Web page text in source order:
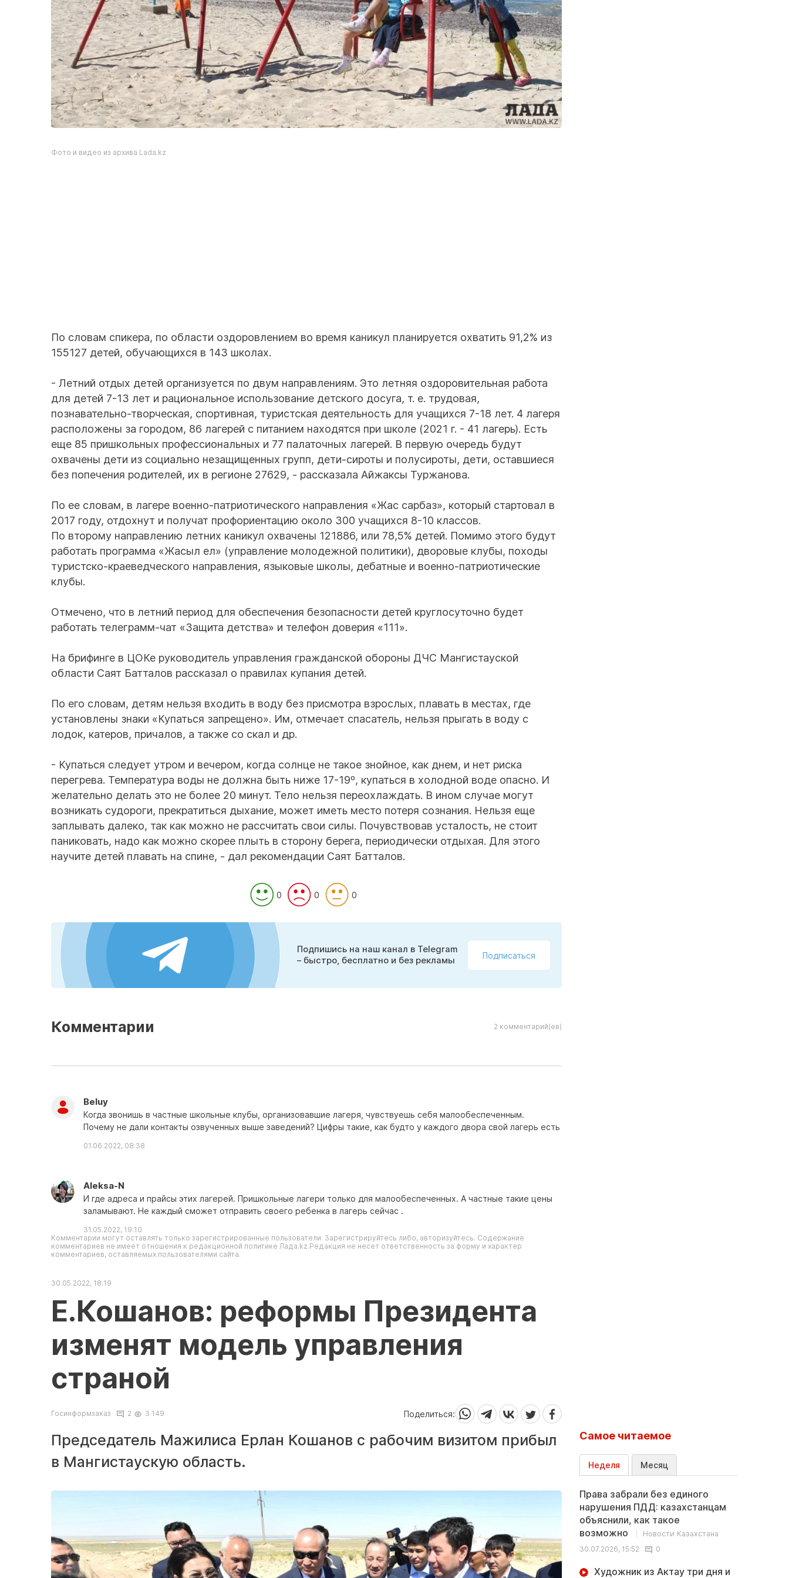
Фото и видео из архива Lada.kz
По словам спикера, по области оздоровлением во время каникул планируется охватить 91,2% из
155127 детей, обучающихся в 143 школах.
- Летний отдых детей организуется по двум направлениям. Это летняя оздоровительная работа
для детей 7-13 лет и рациональное использование детского досуга, т. е. трудовая,
познавательно-творческая, спортивная, туристская деятельность для учащихся 7-18 лет. 4 лагеря
расположены за городом, 86 лагерей с питанием находятся при школе (2021 г. - 41 лагерь). Есть
еще 85 пришкольных профессиональных и 77 палаточных лагерей. В первую очередь будут
охвачены дети из социально незащищенных групп, дети-сироты и полусироты, дети, оставшиеся
без попечения родителей, их в регионе 27629, - рассказала Айжаксы Туржанова.
По ее словам, в лагере военно-патриотического направления «Жас сарбаз», который стартовал в
2017 году, отдохнут и получат профориентацию около 300 учащихся 8-10 классов.
По второму направлению летних каникул охвачены 121886, или 78,5% детей. Помимо этого будут
работать программа «Жасыл ел» (управление молодежной политики), дворовые клубы, походы
туристско-краеведческого направления, языковые школы, дебатные и военно-патриотические
клубы.
Отмечено, что в летний период для обеспечения безопасности детей круглосуточно будет
работать телеграмм-чат «Защита детства» и телефон доверия «111».
На брифинге в ЦОКе руководитель управления гражданской обороны ДЧС Мангистауской
области Саят Батталов рассказал о правилах купания детей.
По его словам, детям нельзя входить в воду без присмотра взрослых, плавать в местах, где
установлены знаки «Купаться запрещено». Им, отмечает спасатель, нельзя прыгать в воду с
лодок, катеров, причалов, а также со скал и др.
- Купаться следует утром и вечером, когда солнце не такое знойное, как днем, и нет риска
перегрева. Температура воды не должна быть ниже 17-19º, купаться в холодной воде опасно. И
желательно делать это не более 20 минут. Тело нельзя переохлаждать. В ином случае могут
возникать судороги, прекратиться дыхание, может иметь место потеря сознания. Нельзя еще
заплывать далеко, так как можно не рассчитать свои силы. Почувствовав усталость, не стоит
паниковать, надо как можно скорее плыть в сторону берега, периодически отдыхая. Для этого
научите детей плавать на спине, - дал рекомендации Саят Батталов.
0 0 0
Подпишись на наш канал в Telegram
– быстро, бесплатно и без рекламы
Подписаться
Комментарии 2 комментарий(ев)
Beluy
Когда звонишь в частные школьные клубы, организовавшие лагеря, чувствуешь себя малообеспеченным.
Почему не дали контакты озвученных выше заведений? Цифры такие, как будто у каждого двора свой лагерь есть
01.06.2022, 08:38
Aleksa-N
И где адреса и прайсы этих лагерей. Пришкольные лагери только для малообеспеченных. А частные такие цены
заламывают. Не каждый сможет отправить своего ребенка в лагерь сейчас .
31.05.2022, 19:10
Комментарии могут оставлять только зарегистрированные пользователи. Зарегистрируйтесь либо, авторизуйтесь. Содержание
комментариев не имеет отношения к редакционной политике Лада.kz.Редакция не несет ответственность за форму и характер
комментариев, оставляемых пользователями сайта.
30.05.2022, 18:19
Е.Кошанов: реформы Президента
изменят модель управления
страной
Госинформзаказ 2 3 149 Поделиться:
Председатель Мажилиса Ерлан Кошанов с рабочим визитом прибыл
в Мангистаускую область.
Самое читаемое
Неделя Месяц
Права забрали без единого
нарушения ПДД: казахстанцам
объяснили, как такое
возможно
Новости Казахстана
30.07.2026, 15:52
0
Художник из Актау три дня и